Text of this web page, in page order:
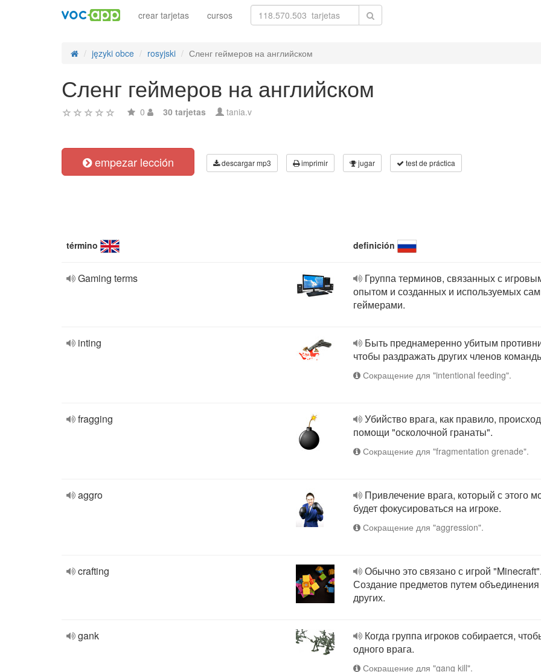
crear tarjetas cursos
języki obce rosyjski Сленг геймеров на английском
Сленг геймеров на английском
0 30 tarjetas tania.v
empezar lección descargar mp3 imprimir jugar test de práctica
término definición
Gaming terms
Группа терминов, связанных с
опытом и созданных и используемых
геймерами.
inting
Быть преднамеренно убитым
чтобы раздражать других членов
Сокращение для "intentional feeding".
fragging
Убийство врага, как правило,
помощи "осколочной гранаты".
Сокращение для "fragmentation grenade".
aggro
Привлечение врага, который с этого
будет фокусироваться на игроке.
Сокращение для "aggression".
crafting
Обычно это связано с игрой "Minecraft".
Создание предметов путем объединения
других.
gank
Когда группа игроков собирается,
одного врага.
Сокращение для "gang kill".